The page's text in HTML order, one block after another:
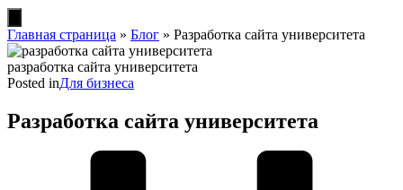
Toggle
Menu
Главная страница » Блог » Разработка сайта университета
разработка сайта университета
Posted inДля бизнеса
Разработка сайта университета